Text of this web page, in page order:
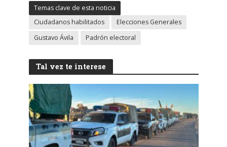
Temas clave de esta noticia
Ciudadanos habilitados
Elecciones Generales
Gustavo Ávila
Padrón electoral
Tal vez te interese